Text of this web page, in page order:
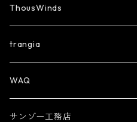
ThousWinds
trangia
WAQ
サンゾー工務店